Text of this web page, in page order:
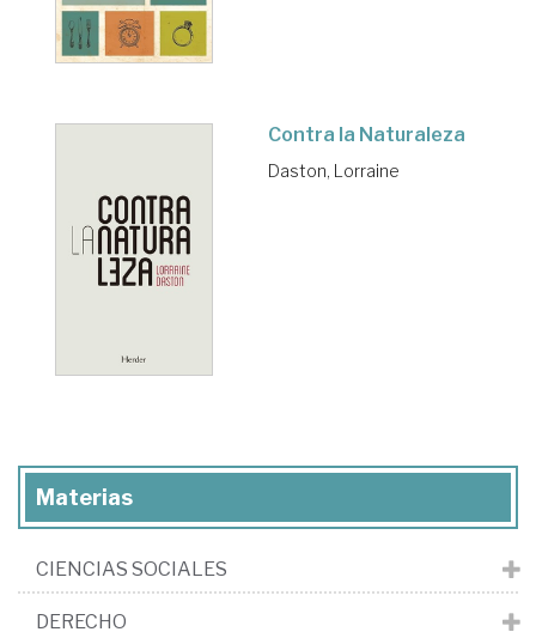
Contra la Naturaleza
Daston, Lorraine
Materias
CIENCIAS SOCIALES
DERECHO